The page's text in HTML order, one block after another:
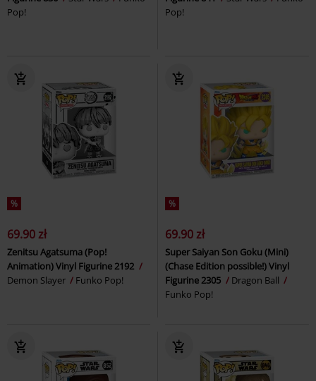
Pop!
Pop!
%
69.90 zł
Zenitsu Agatsuma (Pop!
Animation) Vinyl Figurine 2192
Demon Slayer
Funko Pop!
%
69.90 zł
Super Saiyan Son Goku (Mini)
(Chase Edition possible!) Vinyl
Figurine 2305
Dragon Ball
Funko Pop!